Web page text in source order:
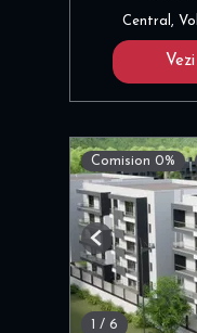
Central,
Comision 0%
1 / 6
Previous